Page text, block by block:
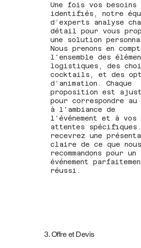
Une fois vos besoins
identifiés, notre
d’experts analyse
détail pour vous
une solution
Nous prenons en
l'ensemble des
logistiques, des
cocktails, et des
d’animation. Chaque
proposition est
pour correspondre au
à l'ambiance de
l'événement et à vos
attentes spécifiques.
recevrez une
claire de ce que nous
recommandons pour un
événement
réussi.
3. Offre et Devis